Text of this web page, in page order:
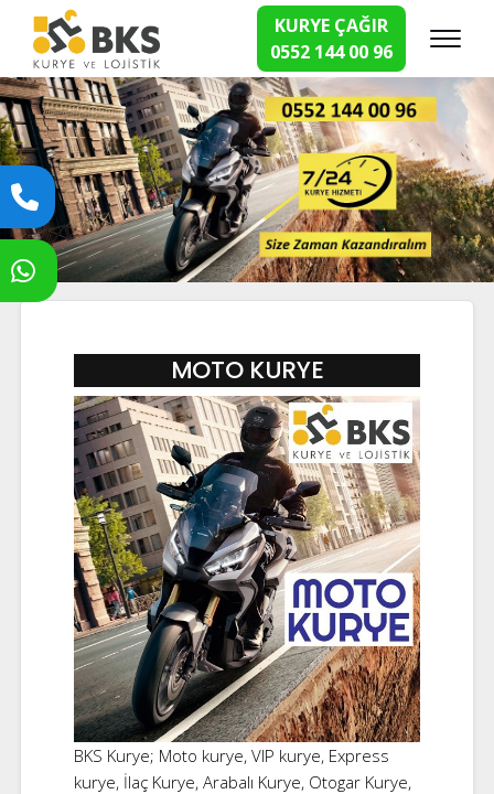
KURYE ÇAĞIR
0552 144 00 96
Hızlı Kurye Hizmetleri
MOTO KURYE
BKS Kurye; Moto kurye, VIP kurye, Express
kurye, İlaç Kurye, Arabalı Kurye, Otogar Kurye,